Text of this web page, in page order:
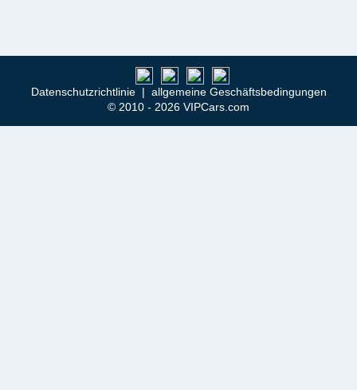
Datenschutzrichtlinie | allgemeine Geschäftsbedingungen
© 2010 - 2026 VIPCars.com